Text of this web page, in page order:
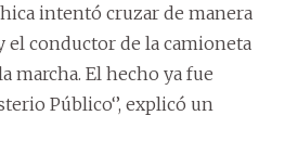
intentó cruzar de manera
el conductor de la camioneta
marcha. El hecho ya fue
Público‘’, explicó un